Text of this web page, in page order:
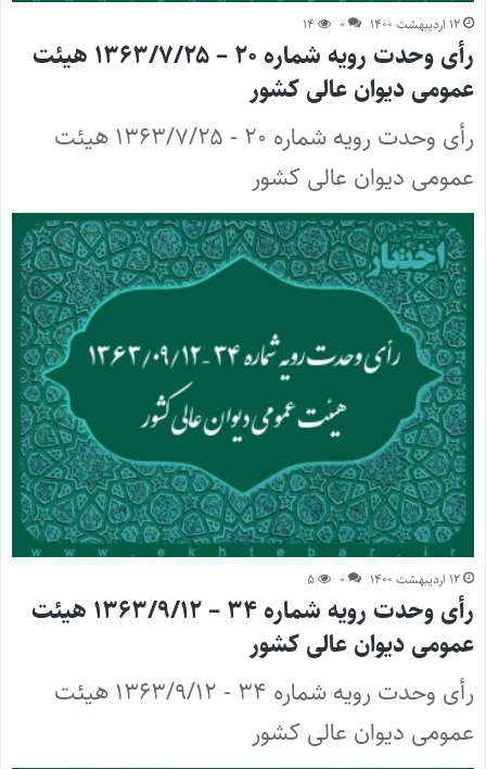
۱۲ اردیبهشت ۱۴۰۰ ۰ ۱۴
رأی وحدت رویه شماره ۲۰ – ۱۳۶۳/۷/۲۵ هیئت
عمومی دیوان عالی کشور
رأی وحدت رویه شماره ۲۰ - ۱۳۶۳/۷/۲۵ هیئت
عمومی دیوان عالی کشور
۱۲ اردیبهشت ۱۴۰۰ ۰ ۵
رأی وحدت رویه شماره ۳۴ – ۱۳۶۳/۹/۱۲ هیئت
عمومی دیوان عالی کشور
رأی وحدت رویه شماره ۳۴ - ۱۳۶۳/۹/۱۲ هیئت
عمومی دیوان عالی کشور